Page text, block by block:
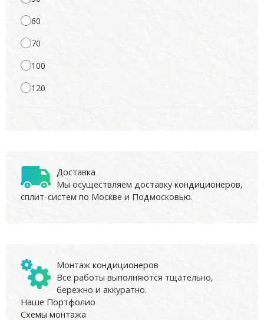
60
70
100
120
Доставка
Мы осуществляем доставку кондиционеров,
сплит-систем по Москве и Подмосковью.
Монтаж кондиционеров
Все работы выполняются тщательно,
бережно и аккуратно.
Наше Портфолио
Схемы монтажа